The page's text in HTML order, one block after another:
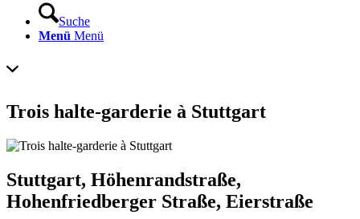
Suche
Menü Menü
Trois halte-garderie à Stuttgart
Stuttgart, Höhenrandstraße,
Hohenfriedberger Straße, Eierstraße